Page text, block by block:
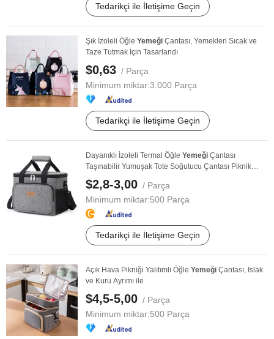
Tedarikçi ile İletişime Geçin
Şık İzoleli Öğle Yemeği Çantası, Yemekleri Sıcak ve
Taze Tutmak İçin Tasarlandı
$0,63 / Parça
Minimum miktar:3.000 Parça
Tedarikçi ile İletişime Geçin
Dayanıklı İzoleli Termal Öğle Yemeği Çantası
Taşınabilir Yumuşak Tote Soğutucu Çantası Piknik
Öğle ...
$2,8-3,00 / Parça
Minimum miktar:500 Parça
Tedarikçi ile İletişime Geçin
Açık Hava Pikniği Yalıtımlı Öğle Yemeği Çantası, Islak
ve Kuru Ayrımı ile
$4,5-5,00 / Parça
Minimum miktar:500 Parça